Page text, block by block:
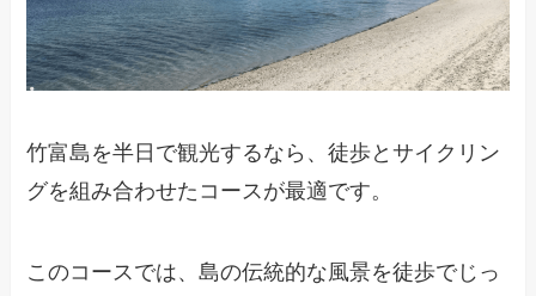
竹富島を半日で観光するなら、徒歩とサイクリン
グを組み合わせたコースが最適です。
このコースでは、島の伝統的な風景を徒歩でじっ